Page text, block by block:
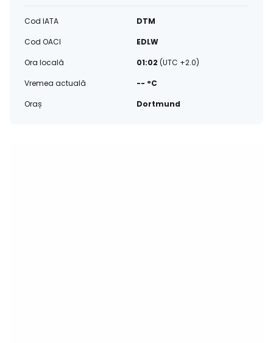
Cod IATA
DTM
Cod OACI
EDLW
Ora locală
01:02 (UTC +2.0)
Vremea actuală
-- °C
Oraș
Dortmund